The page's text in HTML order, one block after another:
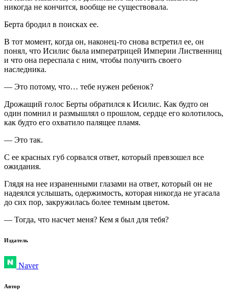
никогда не кончится, вообще не существовала.
Берта бродил в поисках ее.
В тот момент, когда он, наконец-то снова встретил ее, он
понял, что Исилис была императрицей Империи Лиственниц
и что она переспала с ним, чтобы получить своего
наследника.
— Это потому, что… тебе нужен ребенок?
Дрожащий голос Берты обратился к Исилис. Как будто он
один помнил и размышлял о прошлом, сердце его колотилось,
как будто его охватило палящее пламя.
— Это так.
С ее красных губ сорвался ответ, который превзошел все
ожидания.
Глядя на нее израненными глазами на ответ, который он не
надеялся услышать, одержимость, которая никогда не угасала
до сих пор, закружилась более темным цветом.
— Тогда, что насчет меня? Кем я был для тебя?
Издатель
Naver
Автор